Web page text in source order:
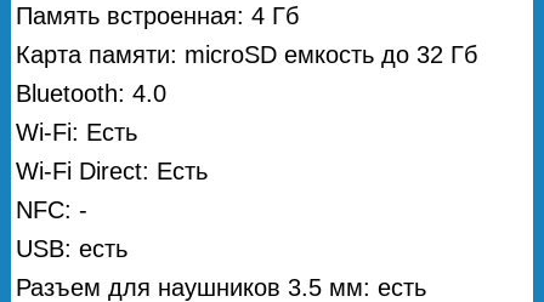
Память встроенная: 4 Гб
Карта памяти: microSD емкость до 32 Гб
Bluetooth: 4.0
Wi-Fi: Есть
Wi-Fi Direct: Есть
NFC: -
USB: есть
Разъем для наушников 3.5 мм: есть